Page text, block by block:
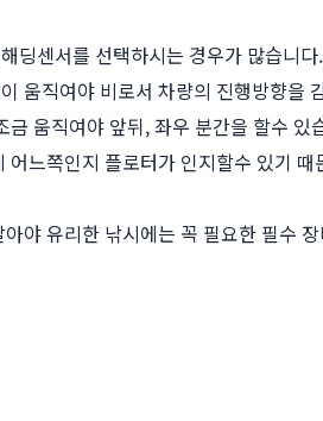
센서를 선택하시는 경우가 많습니
움직여야 비로서 차량의 진행방향을
움직여야 앞뒤, 좌우 분간을 할수
느쪽인지 플로터가 인지할수 있기 때
야 유리한 낚시에는 꼭 필요한 필수